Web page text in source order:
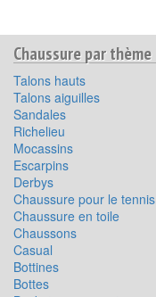
Chaussure par thème
Talons hauts
Talons aiguilles
Sandales
Richelieu
Mocassins
Escarpins
Derbys
Chaussure pour le tennis
Chaussure en toile
Chaussons
Casual
Bottines
Bottes